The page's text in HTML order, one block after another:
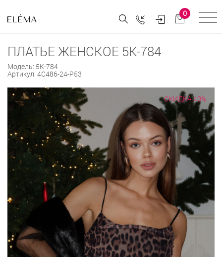
0
ПЛАТЬЕ ЖЕНСКОЕ 5К-784
Модель: 5К-784
Артикул: 4С486-24-Р53
СКИДКА 40%